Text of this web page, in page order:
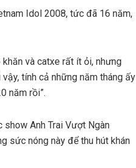
Idol 2008, tức đã 16 năm,
và catxe rất ít ỏi, nhưng
tính cả những năm tháng ấy
năm rồi”.
Anh Trai Vượt Ngàn
sức nóng này để thu hút khán